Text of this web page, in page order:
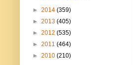
► 2014 (359)
► 2013 (405)
► 2012 (535)
► 2011 (464)
► 2010 (210)